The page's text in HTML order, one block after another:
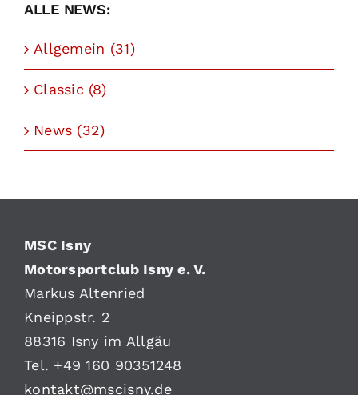
ALLE NEWS:
Allgemein (31)
Classic (8)
News (32)
MSC Isny
Motorsportclub Isny e. V.
Markus Altenried
Kneippstr. 2
88316 Isny im Allgäu
Tel. +49 160 90351248
kontakt@mscisny.de